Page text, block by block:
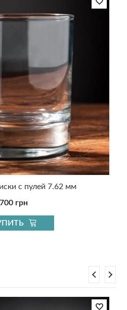
с пулей 7.62 мм
700 грн